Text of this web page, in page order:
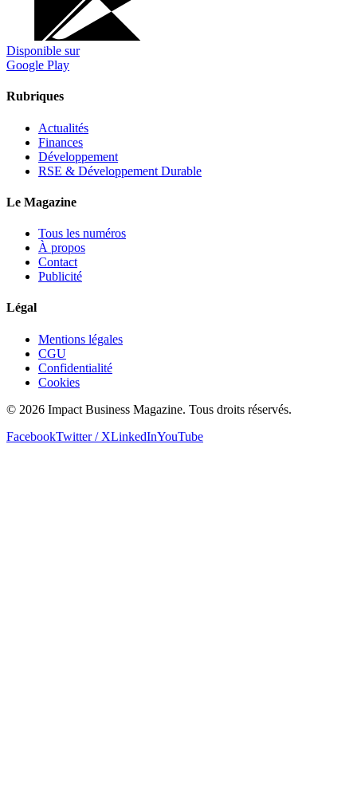
Disponible sur
Google Play
Rubriques
Actualités
Finances
Développement
RSE & Développement Durable
Le Magazine
Tous les numéros
À propos
Contact
Publicité
Légal
Mentions légales
CGU
Confidentialité
Cookies
© 2026 Impact Business Magazine. Tous droits réservés.
FacebookTwitter / XLinkedInYouTube